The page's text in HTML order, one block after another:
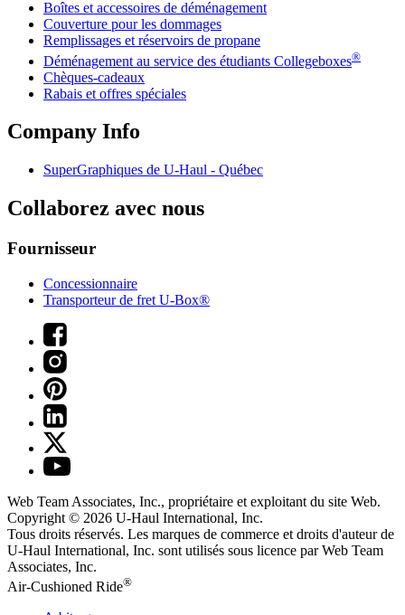
Boîtes et accessoires de déménagement
Couverture pour les dommages
Remplissages et réservoirs de propane
Déménagement au service des étudiants Collegeboxes®
Chèques-cadeaux
Rabais et offres spéciales
Company Info
SuperGraphiques de U-Haul - Québec
Collaborez avec nous
Fournisseur
Concessionnaire
Transporteur de fret U-Box®
Web Team Associates, Inc., propriétaire et exploitant du site Web.
Copyright © 2026 U-Haul International, Inc.
Tous droits réservés. Les marques de commerce et droits d'auteur de
U-Haul International, Inc. sont utilisés sous licence par Web Team
Associates, Inc.
Air-Cushioned Ride®